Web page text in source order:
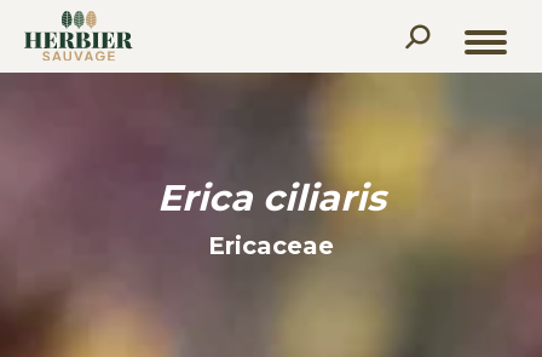
Recherche
:
Erica ciliaris
Ericaceae